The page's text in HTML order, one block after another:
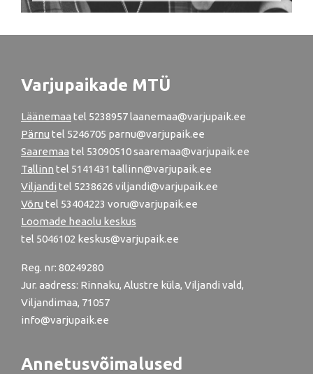
Varjupaikade MTÜ
Läänemaa tel 5238957 laanemaa@varjupaik.ee
Pärnu tel 5246705 parnu@varjupaik.ee
Saaremaa tel 53090510 saaremaa@varjupaik.ee
Tallinn tel 5141431 tallinn@varjupaik.ee
Viljandi tel 5238626 viljandi@varjupaik.ee
Võru tel 53404223 voru@varjupaik.ee
Loomade heaolu keskus
tel 5046102 keskus@varjupaik.ee
Reg. nr: 80249280
Jur. aadress: Rinnaku, Alustre küla, Viljandi vald,
Viljandimaa, 71057
info@varjupaik.ee
Annetusvõimalused